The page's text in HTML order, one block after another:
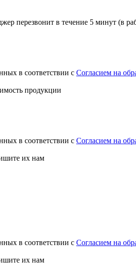
перезвонит в течение 5 минут (в
в соответствии с Согласием на
продукции
в соответствии с Согласием на
их нам
в соответствии с Согласием на
их нам